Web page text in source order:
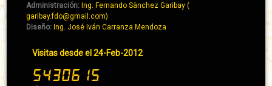
Pie
de
→
Abaixo
Administración:Ing. Fernando Sänchez Garibay (
garibay.fdo@gmail.com)
Diseño:Ing. José Iván Carranza Mendoza
de
página
Visitas desde el 24-Feb-2012